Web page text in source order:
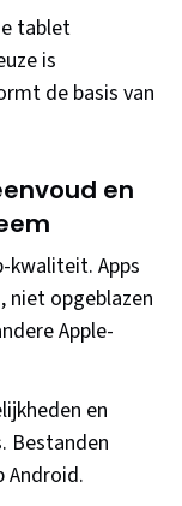
tablet
is
de basis van
en
kwaliteit. Apps
niet opgeblazen
Apple-
en
Bestanden
Android.